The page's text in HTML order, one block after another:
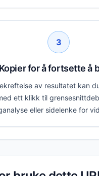
3
Kopier for å fortsette å
av resultatet kan
ett klikk til
eller sidelenke for